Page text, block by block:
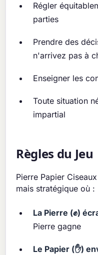
Régler
parties
Prendre des
n'arrivez pas à
Enseigner les
Toute situation
impartial
Règles du Jeu
Pierre Papier
mais stratégique où :
La Pierre (✊)
Pierre gagne
Le Papier (✋)